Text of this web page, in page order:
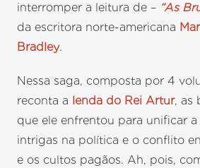
interromper a leitura de – “As
da escritora norte-americana
Bradley.
Nessa saga, composta por 4
reconta a lenda do Rei Artur, as
que ele enfrentou para unificar a
intrigas na política e o conflito
e os cultos pagãos. Ah, pois,